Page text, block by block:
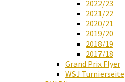
2022/23
2021/22
2020/21
2019/20
2018/19
2017/18
Grand Prix Flyer
WSJ Turnierseite